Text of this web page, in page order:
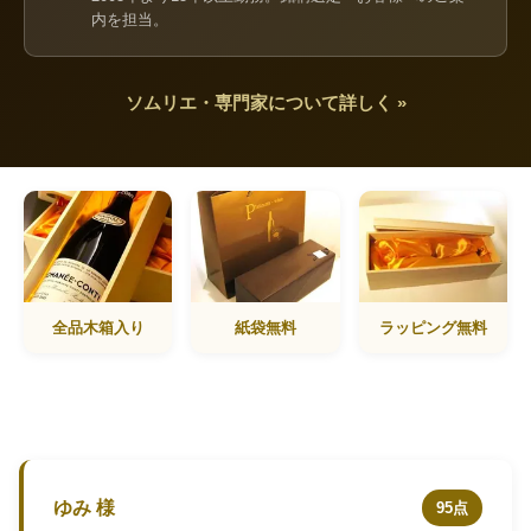
内を担当。
ソムリエ・専門家について詳しく »
全品木箱入り 紙袋無料 ラッピング無料
ゆみ 様 95点